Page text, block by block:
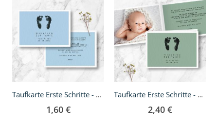
Taufkarte Erste Schritte - A6
1,60 €
Taufkarte Erste Schritte - A6 Klappkarte
2,40 €